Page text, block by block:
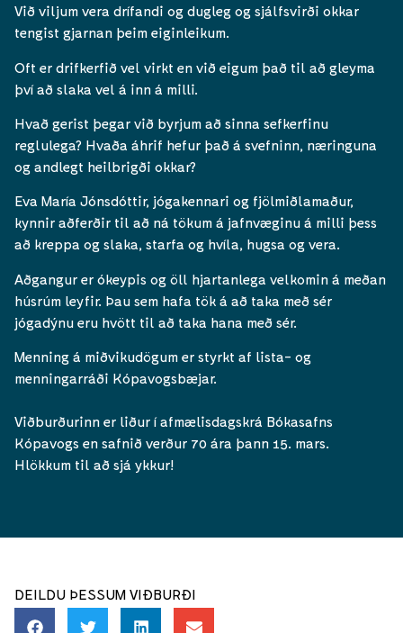
Við viljum vera drífandi og dugleg og sjálfsvirði okkar
tengist gjarnan þeim eiginleikum.
Oft er drifkerfið vel virkt en við eigum það til að gleyma
því að slaka vel á inn á milli.
Hvað gerist þegar við byrjum að sinna sefkerfinu
reglulega? Hvaða áhrif hefur það á svefninn, næringuna
og andlegt heilbrigði okkar?
Eva María Jónsdóttir, jógakennari og fjölmiðlamaður,
kynnir aðferðir til að ná tökum á jafnvæginu á milli þess
að kreppa og slaka, starfa og hvíla, hugsa og vera.
Aðgangur er ókeypis og öll hjartanlega velkomin á meðan
húsrúm leyfir. Þau sem hafa tök á að taka með sér
jógadýnu eru hvött til að taka hana með sér.
Menning á miðvikudögum er styrkt af lista- og
menningarráði Kópavogsbæjar.
Viðburðurinn er liður í afmælisdagskrá Bókasafns
Kópavogs en safnið verður 70 ára þann 15. mars.
Hlökkum til að sjá ykkur!
DEILDU ÞESSUM VIÐBURÐI